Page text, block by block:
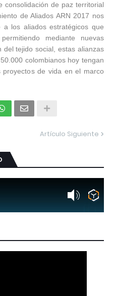
consolidación de paz territorial
de Aliados ARN 2017 nos
a los aliados estratégicos que
mediante nuevas
del tejido social, estas alianzas
colombianos hoy tengan
de vida en el marco
Artículo Siguiente